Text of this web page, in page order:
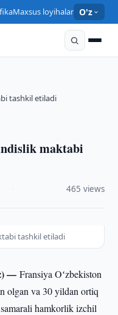
Maxsus loyihalar O'z
tashkil etiladi
maktabi
465 views
tashkil etiladi
—Fransiya Oʻzbekiston
olgan va 30 yildan ortiq
hamkorlik izchil